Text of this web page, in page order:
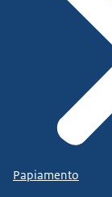
Papiamento